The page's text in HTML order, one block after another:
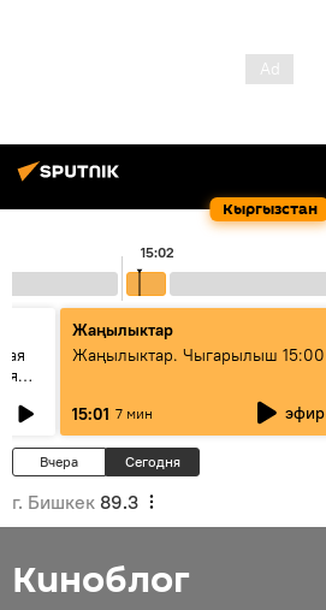
Кыргызстан
15:02
Жаңылыктар
Жаңылыктар. Чыгарылыш 15:00
15:01 7 мин эфир
Вчера Сегодня
г. Бишкек 89.3
Киноблог